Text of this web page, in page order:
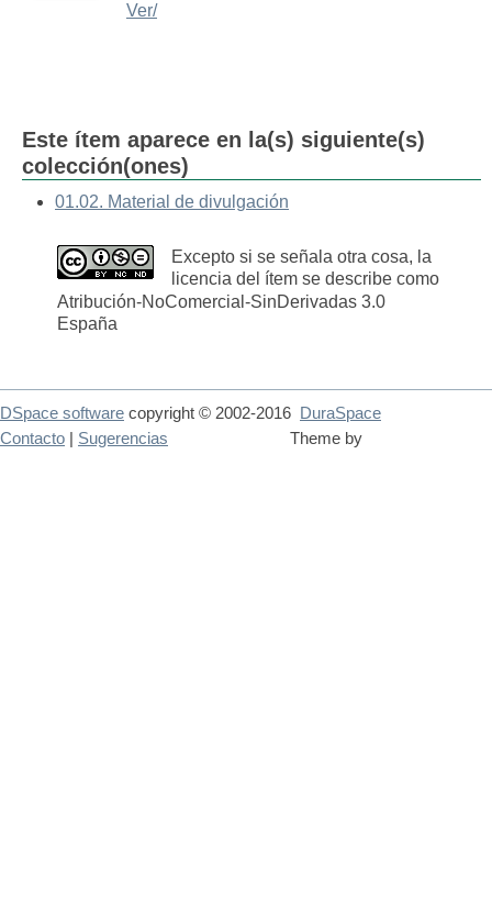
Ver/
Este ítem aparece en la(s) siguiente(s)
colección(ones)
01.02. Material de divulgación
Excepto si se señala otra cosa, la
licencia del ítem se describe como
Atribución-NoComercial-SinDerivadas 3.0
España
DSpace software copyright © 2002-2016
DuraSpace
Theme by
Contacto Sugerencias